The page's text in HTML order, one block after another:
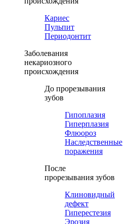
Кариес
Пульпит
Периодонтит
Заболевания
некариозного
происхождения
До прорезывания
зубов
Гипоплазия
Гиперплазия
Флюороз
Наследственные
поражения
После
прорезывания зубов
Клиновидный
дефект
Гиперестезия
Эрозия